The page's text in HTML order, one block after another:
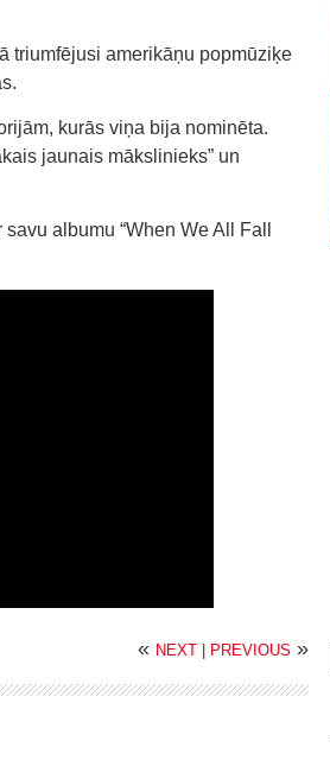
triumfējusi amerikāņu popmūziķe
kurās viņa bija nominēta.
jaunais mākslinieks” un
albumu “When We All Fall
« NEXT PREVIOUS »